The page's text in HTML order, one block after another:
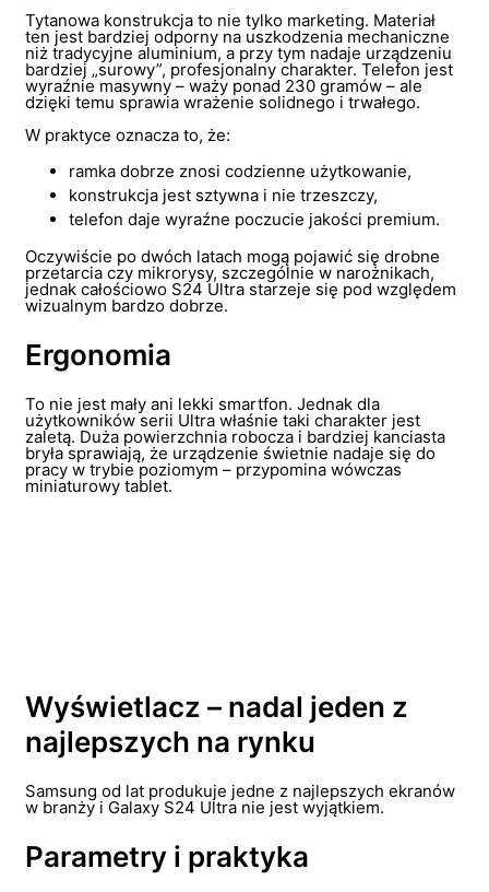
Tytanowa konstrukcja to nie tylko marketing. Materiał
ten jest bardziej odporny na uszkodzenia mechaniczne
niż tradycyjne aluminium, a przy tym nadaje urządzeniu
bardziej „surowy”, profesjonalny charakter. Telefon jest
wyraźnie masywny – waży ponad 230 gramów – ale
dzięki temu sprawia wrażenie solidnego i trwałego.
W praktyce oznacza to, że:
ramka dobrze znosi codzienne użytkowanie,
konstrukcja jest sztywna i nie trzeszczy,
telefon daje wyraźne poczucie jakości premium.
Oczywiście po dwóch latach mogą pojawić się drobne
przetarcia czy mikrorysy, szczególnie w narożnikach,
jednak całościowo S24 Ultra starzeje się pod względem
wizualnym bardzo dobrze.
Ergonomia
To nie jest mały ani lekki smartfon. Jednak dla
użytkowników serii Ultra właśnie taki charakter jest
zaletą. Duża powierzchnia robocza i bardziej kanciasta
bryła sprawiają, że urządzenie świetnie nadaje się do
pracy w trybie poziomym – przypomina wówczas
miniaturowy tablet.
Wyświetlacz – nadal jeden z
najlepszych na rynku
Samsung od lat produkuje jedne z najlepszych ekranów
w branży i Galaxy S24 Ultra nie jest wyjątkiem.
Parametry i praktyka